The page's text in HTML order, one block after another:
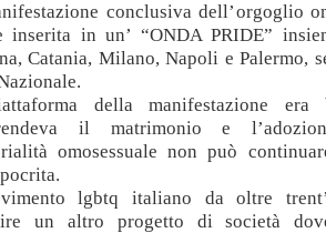
conclusiva dell’orgoglio
inserita in un’ “ONDA PRIDE”
Catania, Milano, Napoli e Palermo,
della manifestazione
il matrimonio e
omosessuale non può
lgbtq italiano da oltre
un altro progetto di società